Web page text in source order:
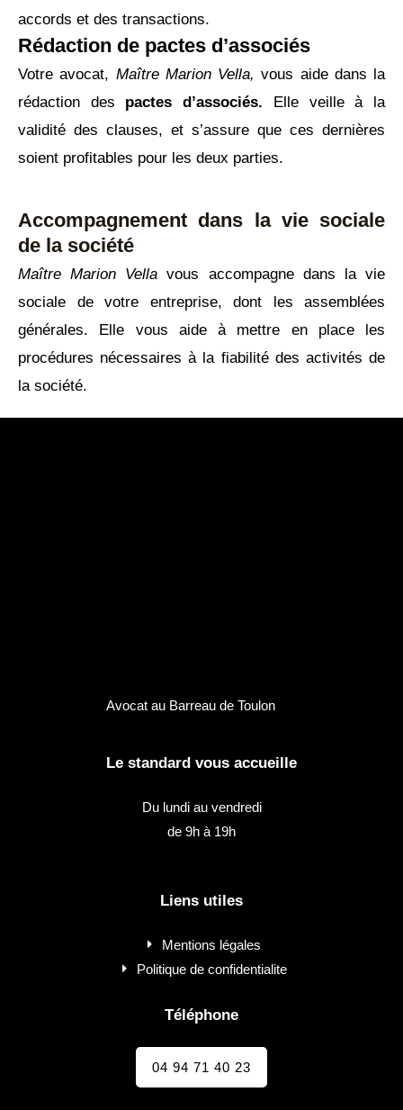
accords et des transactions.
Rédaction de pactes d’associés
Votre avocat, Maître Marion Vella, vous aide dans la
rédaction des pactes d’associés. Elle veille à la
validité des clauses, et s’assure que ces dernières
soient profitables pour les deux parties.
Accompagnement dans la vie sociale
de la société
Maître Marion Vella vous accompagne dans la vie
sociale de votre entreprise, dont les assemblées
générales. Elle vous aide à mettre en place les
procédures nécessaires à la fiabilité des activités de
la société.
Avocat au Barreau de Toulon
Le standard vous accueille
Du lundi au vendredi
de 9h à 19h
Liens utiles
Mentions légales
Politique de confidentialite
Téléphone
04 94 71 40 23